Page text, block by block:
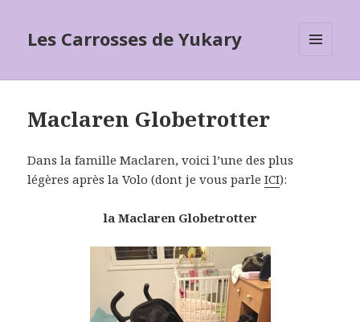
Les Carrosses de Yukary
Maclaren Globetrotter
Dans la famille Maclaren, voici l’une des plus
légères après la Volo (dont je vous parleICI):
la Maclaren Globetrotter